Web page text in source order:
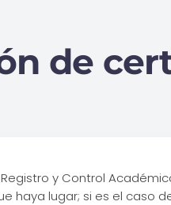
de
y Control
haya lugar; si es el caso